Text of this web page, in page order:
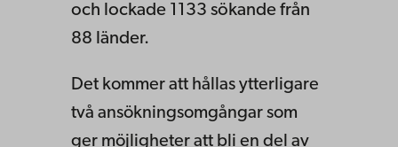
och lockade 1133 sökande från
88 länder.
Det kommer att hållas ytterligare
två ansökningsomgångar som
ger möjligheter att bli en del av